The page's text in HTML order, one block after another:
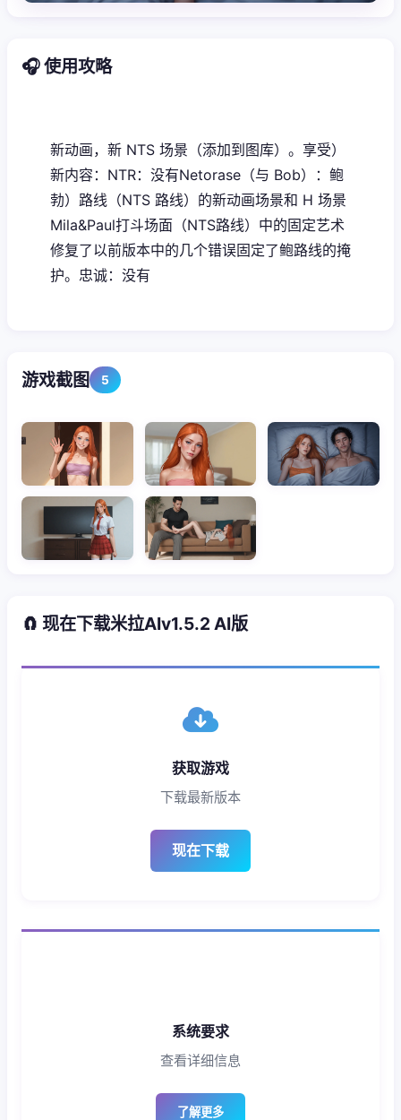
🎧 使用攻略
新动画，新 NTS 场景（添加到图库）。享受）
新内容：NTR：没有Netorase（与 Bob）：鲍
勃）路线（NTS 路线）的新动画场景和 H 场景
Mila&Paul打斗场面（NTS路线）中的固定艺术
修复了以前版本中的几个错误固定了鲍路线的掩
护。忠诚：没有
游戏截图 5
🧲 现在下载米拉AIv1.5.2 AI版
获取游戏
下载最新版本
现在下载
系统要求
查看详细信息
了解更多